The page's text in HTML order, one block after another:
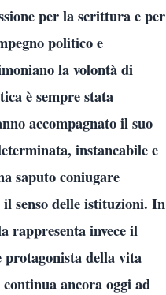
per la scrittura e per
politico e
la volontà di
è sempre stata
accompagnato il suo
instancabile e
saputo coniugare
senso delle istituzioni. In
rappresenta invece il
della vita
ancora oggi ad